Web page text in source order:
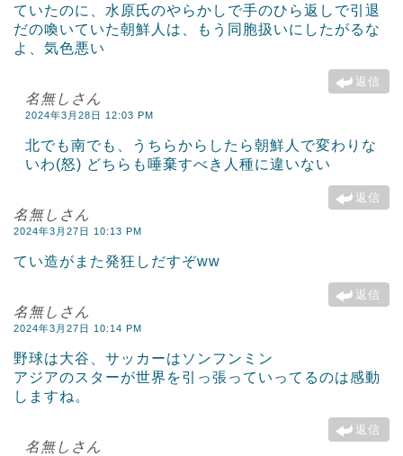
ていたのに、水原氏のやらかしで手のひら返しで引退
だの喚いていた朝鮮人は、もう同胞扱いにしたがるな
よ、気色悪い
返信
名無しさん
2024年3月28日 12:03 PM
北でも南でも、うちらからしたら朝鮮人で変わりな
いわ(怒) どちらも唾棄すべき人種に違いない
返信
名無しさん
2024年3月27日 10:13 PM
てい造がまた発狂しだすぞww
返信
名無しさん
2024年3月27日 10:14 PM
野球は大谷、サッカーはソンフンミン
アジアのスターが世界を引っ張っていってるのは感動
しますね。
返信
名無しさん